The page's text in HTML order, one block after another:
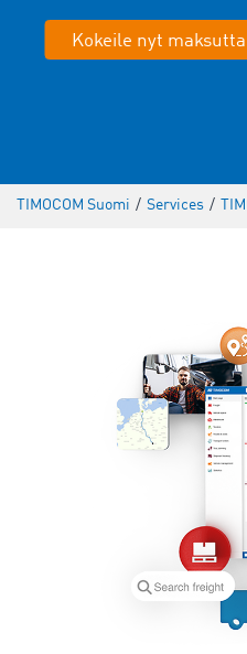
Kokeile nyt maksutta
TIMOCOM Suomi / Services /